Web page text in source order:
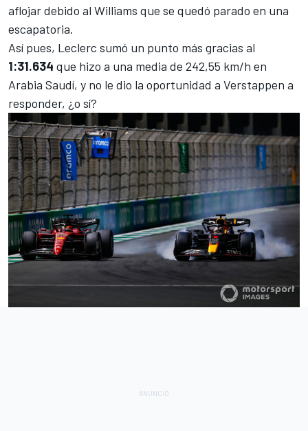
aflojar debido al Williams que se quedó parado en una
escapatoria.
Así pues, Leclerc sumó un punto más gracias al
1:31.634 que hizo a una media de 242,55 km/h en
Arabia Saudí, y no le dio la oportunidad a Verstappen a
responder, ¿o sí?